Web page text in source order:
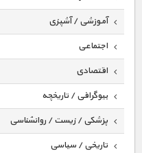
آموزشی / آشپزی
اجتماعی
اقتصادی
بیوگرافی / تاریخچه
پزشکی / زیست / روانشناسی
تاریخی / سیاسی